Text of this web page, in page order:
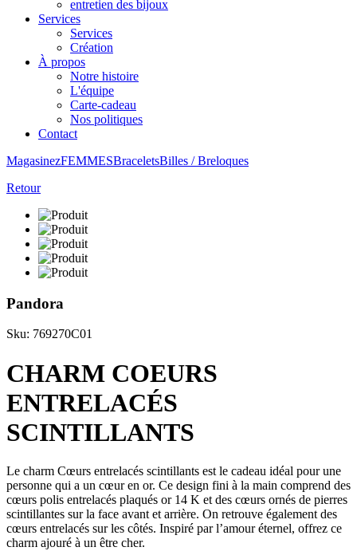
entretien des bijoux
Services
Services
Création
À propos
Notre histoire
L'équipe
Carte-cadeau
Nos politiques
Contact
MagasinezFEMMESBraceletsBilles / Breloques
Retour
Pandora
Sku: 769270C01
CHARM COEURS
ENTRELACÉS
SCINTILLANTS
Le charm Cœurs entrelacés scintillants est le cadeau idéal pour une
personne qui a un cœur en or. Ce design fini à la main comprend des
cœurs polis entrelacés plaqués or 14 K et des cœurs ornés de pierres
scintillantes sur la face avant et arrière. On retrouve également des
cœurs entrelacés sur les côtés. Inspiré par l’amour éternel, offrez ce
charm ajouré à un être cher.